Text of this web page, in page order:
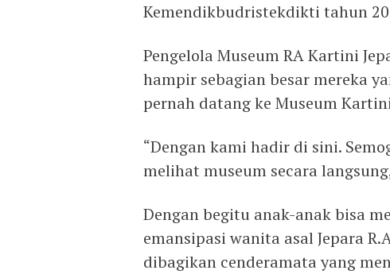
Kemendikbudristekdikti tahun
Pengelola Museum RA Kartini
hampir sebagian besar mereka
pernah datang ke Museum
“Dengan kami hadir di sini.
melihat museum secara
Dengan begitu anak-anak bisa
emansipasi wanita asal Jepara
dibagikan cenderamata yang